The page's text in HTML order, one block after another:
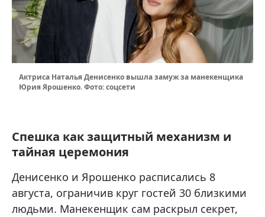
Актриса Наталья Денисенко вышла замуж за манекенщика
Юрия Ярошенко. Фото: соцсети
Спешка как защитный механизм и
тайная церемония
Денисенко и Ярошенко расписались 8
августа, ограничив круг гостей 30 близкими
людьми. Манекенщик сам раскрыл секрет,